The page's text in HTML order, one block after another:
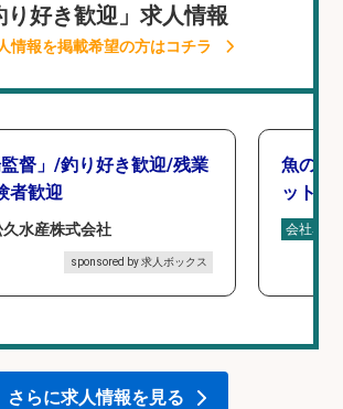
り好き歓迎」求人情報
情報を掲載希望の方はコチラ
督」/釣り好き歓迎/残業
者歓迎
久水産株式会社
sponsored by 求人ボックス
魚の「
ットを
会社名
さらに求人情報を見る